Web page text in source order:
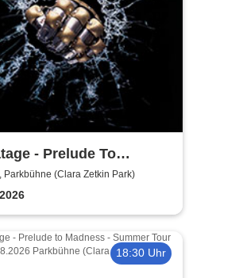
- Prelude To
- Summer Tour 2026
Parkbühne (Clara Zetkin Park)
18:30 Uhr